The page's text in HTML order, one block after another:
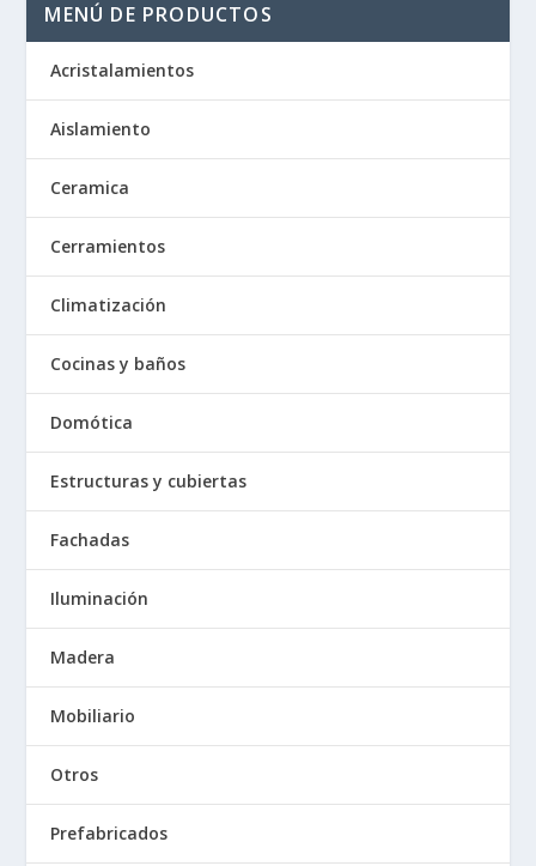
MENÚ DE PRODUCTOS
Acristalamientos
Aislamiento
Ceramica
Cerramientos
Climatización
Cocinas y baños
Domótica
Estructuras y cubiertas
Fachadas
Iluminación
Madera
Mobiliario
Otros
Prefabricados